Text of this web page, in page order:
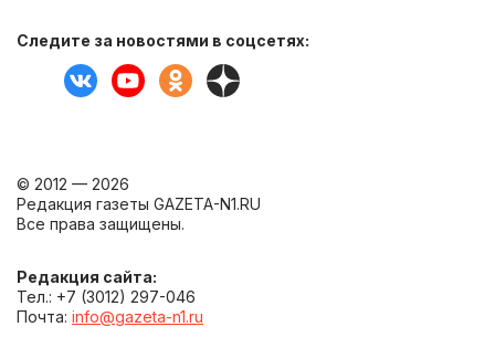
Следите за новостями в соцсетях:
© 2012 — 2026
Редакция газеты GAZETA-N1.RU
Все права защищены.
Редакция сайта:
Тел.: +7 (3012) 297-046
Почта: info@gazeta-n1.ru